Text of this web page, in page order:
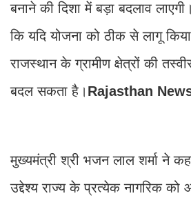
बनाने की दिशा में बड़ा बदलाव
कि यदि योजना को ठीक से लागू
राजस्थान के ग्रामीण क्षेत्रों की
बदल सकता है। Rajasthan
मुख्यमंत्री श्री भजन लाल शर्मा ने
उद्देश्य राज्य के प्रत्येक नागरिक को